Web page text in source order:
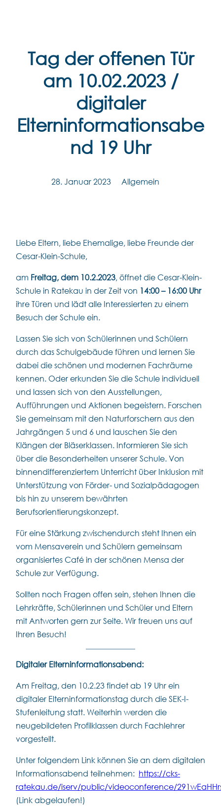
Tag der offenen Tür
am 10.02.2023 /
digitaler
Elterninformationsabe
nd 19 Uhr
28. Januar 2023 Allgemein
Liebe Eltern, liebe Ehemalige, liebe Freunde der
Cesar-Klein-Schule,
am Freitag, dem 10.2.2023, öffnet die Cesar-Klein-
Schule in Ratekau in der Zeit von 14:00 – 16:00 Uhr
ihre Türen und lädt alle Interessierten zu einem
Besuch der Schule ein.
Lassen Sie sich von Schülerinnen und Schülern
durch das Schulgebäude führen und lernen Sie
dabei die schönen und modernen Fachräume
kennen. Oder erkunden Sie die Schule individuell
und lassen sich von den Ausstellungen,
Aufführungen und Aktionen begeistern. Forschen
Sie gemeinsam mit den Naturforschern aus den
Jahrgängen 5 und 6 und lauschen Sie den
Klängen der Bläserklassen. Informieren Sie sich
über die Besonderheiten unserer Schule. Von
binnendifferenziertem Unterricht über Inklusion mit
Unterstützung von Förder- und Sozialpädagogen
bis hin zu unserem bewährten
Berufsorientierungskonzept.
Für eine Stärkung zwischendurch steht Ihnen ein
vom Mensaverein und Schülern gemeinsam
organisiertes Café in der schönen Mensa der
Schule zur Verfügung.
Sollten noch Fragen offen sein, stehen Ihnen die
Lehrkräfte, Schülerinnen und Schüler und Eltern
mit Antworten gern zur Seite. Wir freuen uns auf
Ihren Besuch!
Digitaler Elterninformationsabend:
Am Freitag, den 10.2.23 findet ab 19 Uhr ein
digitaler Elterninformationstag durch die SEK-I-
Stufenleitung statt. Weiterhin werden die
neugebildeten Profilklassen durch Fachlehrer
vorgestellt.
Unter folgendem Link können Sie an dem digitalen
Informationsabend teilnehmen: https://cks-
ratekau.de/iserv/public/videoconference/
(Link abgelaufen!)